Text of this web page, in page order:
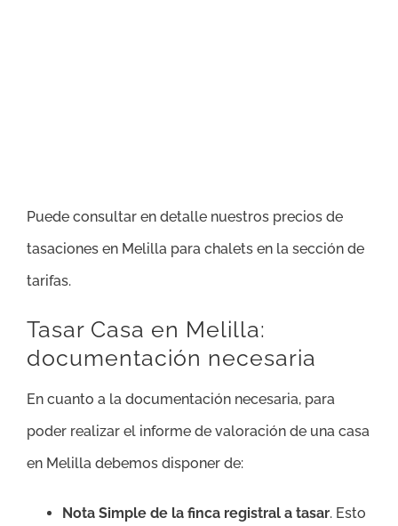
Puede consultar en detalle nuestros precios de
tasaciones en Melilla para chalets en la sección de
tarifas.
Tasar Casa en Melilla:
documentación necesaria
En cuanto a la documentación necesaria, para
poder realizar el informe de valoración de una casa
en Melilla debemos disponer de:
Nota Simple de la finca registral a tasar. Esto